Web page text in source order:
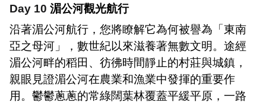
Day 10 湄公河觀光航行
沿著湄公河航行，您將瞭解它為何被譽為「東南
亞之母河」，數世紀以來滋養著無數文明。途經
湄公河畔的稻田、彷彿時間靜止的村莊與城鎮，
親眼見證湄公河在農業和漁業中發揮的重要作
用。鬱鬱蔥蔥的常綠闊葉林覆蓋平緩平原，一路